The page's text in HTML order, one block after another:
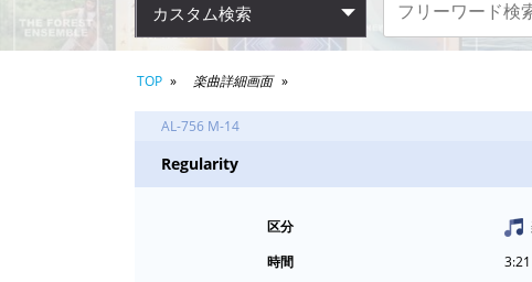
カスタム検索
TOP 楽曲詳細画面
AL-756 M-14
Regularity
区分
時間
3:21